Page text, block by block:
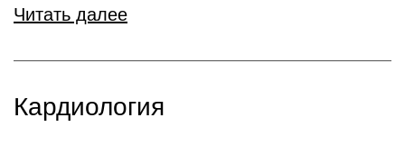
Читать далее
Кардиология